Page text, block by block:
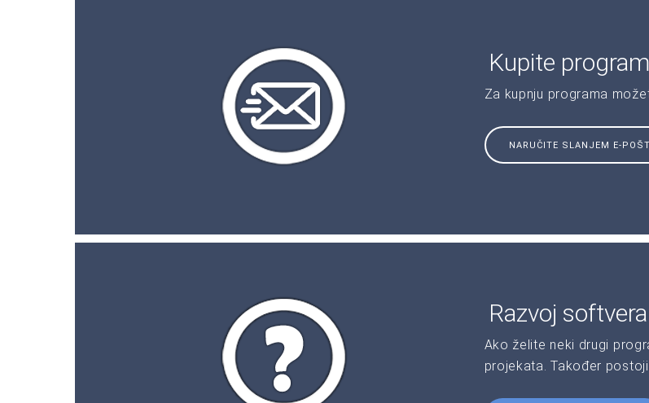
Kupite program
Za kupnju programa
NARUČITE SLANJEM E-
Razvoj softvera
Ako želite neki drugi
projekata. Također